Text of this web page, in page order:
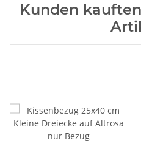
Kunden